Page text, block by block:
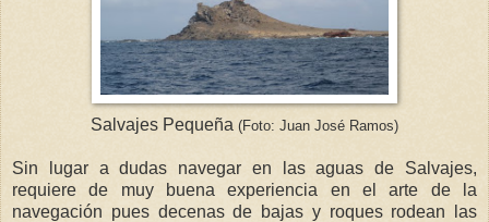
Salvajes Pequeña (Foto: Juan José Ramos)
Sin lugar a dudas navegar en las aguas de Salvajes,
requiere de muy buena experiencia en el arte de la
navegación pues decenas de bajas y roques rodean las